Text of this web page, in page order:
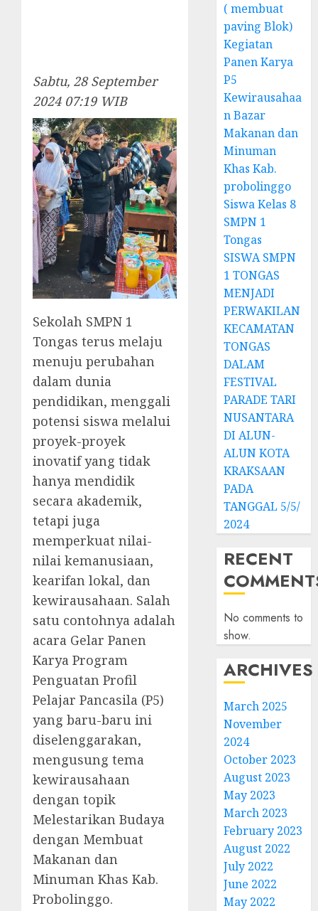
Sabtu, 28 September
2024 07:19 WIB
Sekolah SMPN 1
Tongas terus melaju
menuju perubahan
dalam dunia
pendidikan, menggali
potensi siswa melalui
proyek-proyek
inovatif yang tidak
hanya mendidik
secara akademik,
tetapi juga
memperkuat nilai-
nilai kemanusiaan,
kearifan lokal, dan
kewirausahaan. Salah
satu contohnya adalah
acara Gelar Panen
Karya Program
Penguatan Profil
Pelajar Pancasila (P5)
yang baru-baru ini
diselenggarakan,
mengusung tema
kewirausahaan
dengan topik
Melestarikan Budaya
dengan Membuat
Makanan dan
Minuman Khas Kab.
Probolinggo.
( membuat
paving Blok)
Kegiatan
Panen Karya
P5
Kewirausahaa
n Bazar
Makanan dan
Minuman
Khas Kab.
probolinggo
Siswa Kelas 8
SMPN 1
Tongas
SISWA SMPN
1 TONGAS
MENJADI
PERWAKILAN
KECAMATAN
TONGAS
DALAM
FESTIVAL
PARADE TARI
NUSANTARA
DI ALUN-
ALUN KOTA
KRAKSAAN
PADA
TANGGAL 5/5/
2024
RECENT
No comments to
show.
ARCHIVES
March 2025
November
2024
October 2023
August 2023
May 2023
March 2023
February 2023
August 2022
July 2022
June 2022
May 2022